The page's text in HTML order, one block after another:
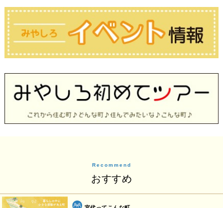
Recommend
おすすめ